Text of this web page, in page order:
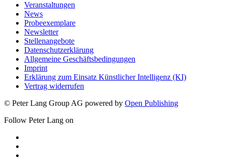
Veranstaltungen
News
Probeexemplare
Newsletter
Stellenangebote
Datenschutzerklärung
Allgemeine Geschäftsbedingungen
Imprint
Erklärung zum Einsatz Künstlicher Intelligenz (KI)
Vertrag widerrufen
© Peter Lang Group AG powered by Open Publishing
Follow Peter Lang on